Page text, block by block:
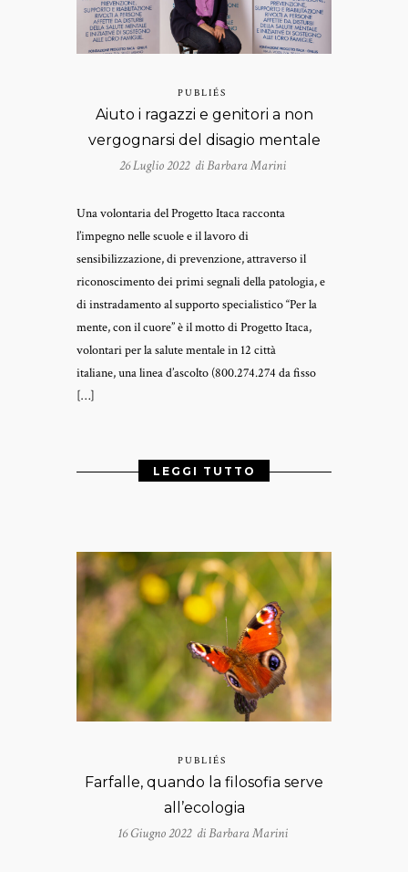
PUBLIÉS
Aiuto i ragazzi e genitori a non
vergognarsi del disagio mentale
26 Luglio 2022 diBarbara Marini
Una volontaria del Progetto Itaca racconta
l’impegno nelle scuole e il lavoro di
sensibilizzazione, di prevenzione, attraverso il
riconoscimento dei primi segnali della patologia, e
di instradamento al supporto specialistico “Per la
mente, con il cuore” è il motto di Progetto Itaca,
volontari per la salute mentale in 12 città
italiane, una linea d’ascolto (800.274.274 da fisso
[…]
LEGGI TUTTO
PUBLIÉS
Farfalle, quando la filosofia serve
all’ecologia
16 Giugno 2022 diBarbara Marini